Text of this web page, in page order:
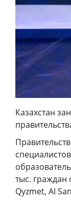
Казахстан
тыс. граждан
Qyzmet, AI